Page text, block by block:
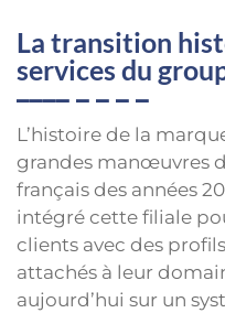
La transition
services du
L’histoire de la
grandes manœuvres
français des années
intégré cette filiale
clients avec des
attachés à leur
aujourd’hui sur un